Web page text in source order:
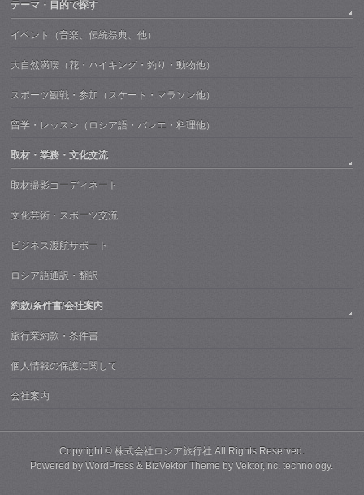
テーマ・目的で探す
イベント（音楽、伝統祭典、他）
大自然満喫（花・ハイキング・釣り・動物他）
スポーツ観戦・参加（スケート・マラソン他）
留学・レッスン（ロシア語・バレエ・料理他）
取材・業務・文化交流
取材撮影コーディネート
文化芸術・スポーツ交流
ビジネス渡航サポート
ロシア語通訳・翻訳
約款/条件書/会社案内
旅行業約款・条件書
個人情報の保護に関して
会社案内
Copyright © 株式会社ロシア旅行社All Rights Reserved.
Powered byWordPress & BizVektor Theme byVektor,Inc. technology.